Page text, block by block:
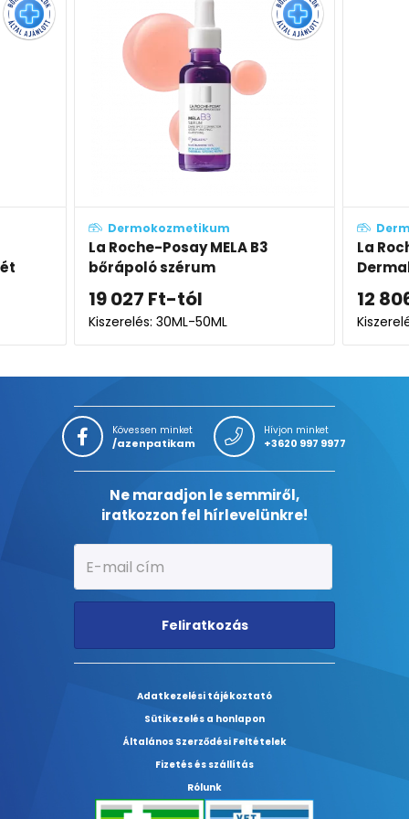
Dermokozmetikum
La Roche-Posay Toleriane
Dermallergo szérum
12 806 Ft
Kiszerelés: 30ML
Babé
14
Kövessen minket
/azenpatikam
Hívjon minket
+3620 997 9977
Ne maradjon le semmiről,
iratkozzon fel hírlevelünkre!
Feliratkozás
Adatkezelési tájékoztató
Sütikezelés a honlapon
Általános Szerződési Feltételek
Fizetés és szállítás
Rólunk